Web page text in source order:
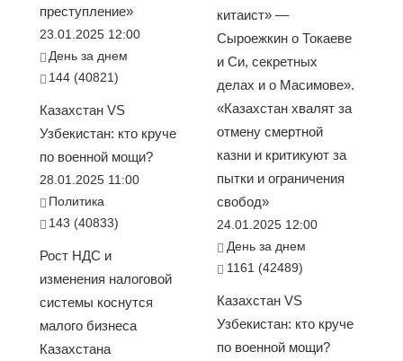
преступление»
23.01.2025 12:00
День за днем
144 (40821)
Казахстан VS
Узбекистан: кто круче
по военной мощи?
28.01.2025 11:00
Политика
143 (40833)
Рост НДС и
изменения налоговой
системы коснутся
малого бизнеса
Казахстана
китаист» —
Сыроежкин о Токаеве
и Си, секретных
делах и о Масимове».
«Казахстан хвалят за
отмену смертной
казни и критикуют за
пытки и ограничения
свобод»
24.01.2025 12:00
День за днем
1161 (42489)
Казахстан VS
Узбекистан: кто круче
по военной мощи?